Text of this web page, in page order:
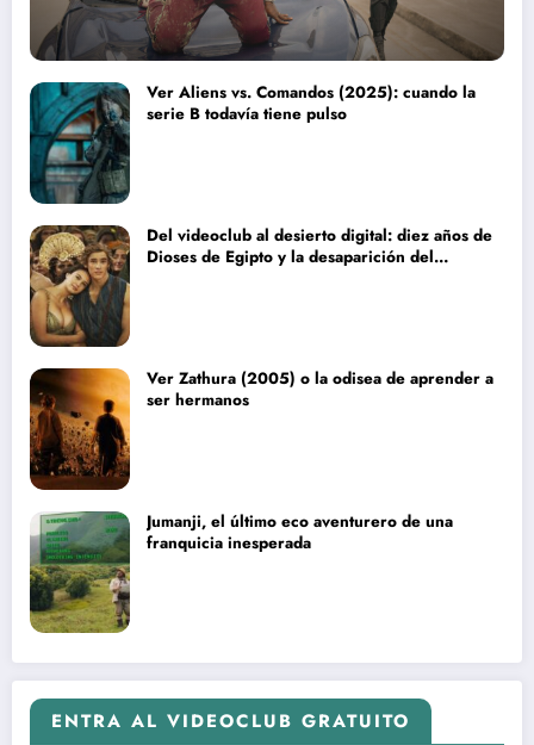
Ver Aliens vs. Comandos (2025): cuando la
serie B todavía tiene pulso
Del videoclub al desierto digital: diez años de
Dioses de Egipto y la desaparición del
Ver Zathura (2005) o la odisea de aprender a
ser hermanos
Jumanji, el último eco aventurero de una
franquicia inesperada
ENTRA AL VIDEOCLUB GRATUITO